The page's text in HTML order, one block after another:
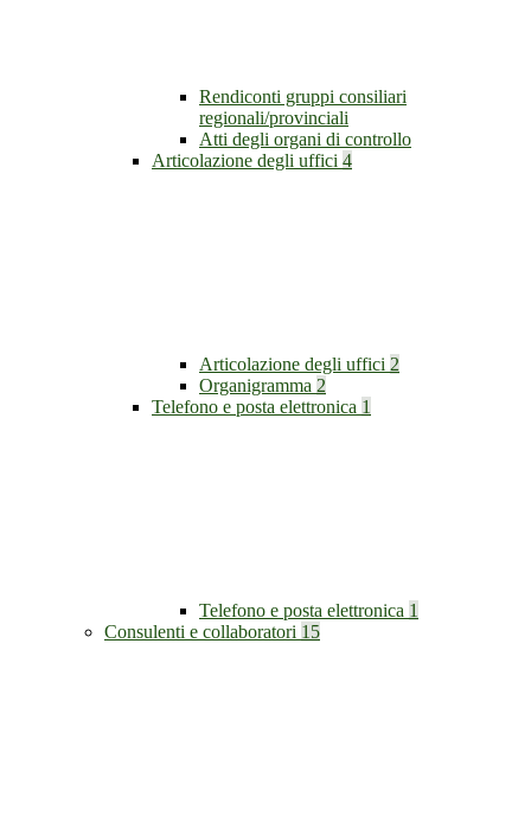
Rendiconti gruppi consiliari
regionali/provinciali
Atti degli organi di controllo
Articolazione degli uffici 4
Articolazione degli uffici 2
Organigramma 2
Telefono e posta elettronica 1
Telefono e posta elettronica 1
Consulenti e collaboratori 15